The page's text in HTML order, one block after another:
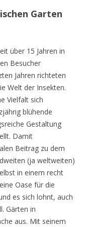
Garten
über 15 Jahren in
Besucher
Jahren richteten
Welt der Insekten.
Vielfalt sich
blühende
Gestaltung
Damit
Beitrag zu dem
(ja weltweiten)
in einem recht
Oase für die
es sich lohnt, auch
Gärten in
aus. Mit seinem